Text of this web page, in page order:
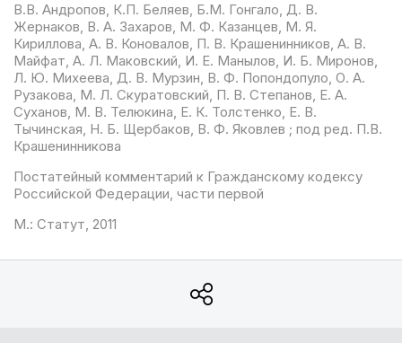
В.В. Андропов, К.П. Беляев, Б.М. Гонгало, Д. В.
Жернаков, В. А. Захаров, М. Ф. Казанцев, М. Я.
Кириллова, А. В. Коновалов, П. В. Крашенинников, А. В.
Майфат, А. Л. Маковский, И. Е. Манылов, И. Б. Миронов,
Л. Ю. Михеева, Д. В. Мурзин, В. Ф. Попондопуло, О. А.
Рузакова, М. Л. Скуратовский, П. В. Степанов, Е. А.
Суханов, М. В. Телюкина, Е. К. Толстенко, Е. В.
Тычинская, Н. Б. Щербаков, В. Ф. Яковлев ; под ред. П.В.
Крашенинникова
Постатейный комментарий к Гражданскому кодексу
Российской Федерации, части первой
М.: Статут, 2011